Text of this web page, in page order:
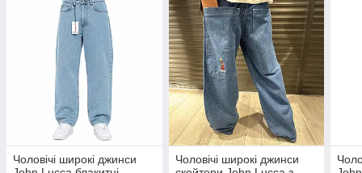
Чоловічі широкі джинси
Чоловічі широкі джинси